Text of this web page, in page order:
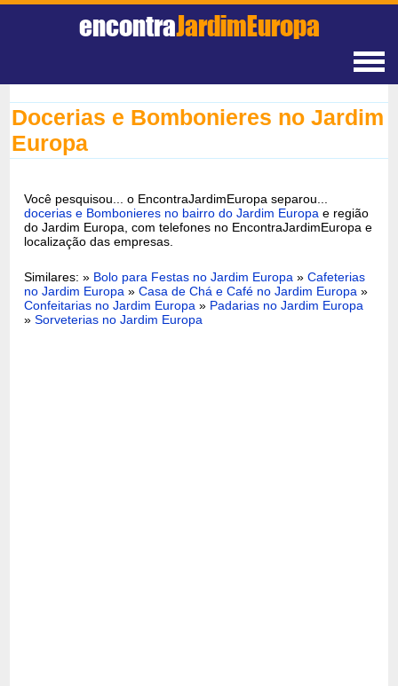
encontraJardimEuropa
Docerias e Bombonieres no Jardim
Europa
Você pesquisou... o EncontraJardimEuropa separou...
docerias e Bombonieres no bairro do Jardim Europa e região
do Jardim Europa, com telefones no EncontraJardimEuropa e
localização das empresas.
Similares: » Bolo para Festas no Jardim Europa »Cafeterias
no Jardim Europa »Casa de Chá e Café no Jardim Europa »
Confeitarias no Jardim Europa » Padarias no Jardim Europa
»Sorveterias no Jardim Europa